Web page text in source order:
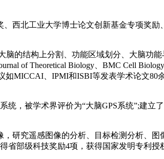
西北工业大学博士论文创新基金专项奖
结构上分割、功能区域划分、大脑功能
of Theoretical Biology、BMC Cell
如MICCAI、IPMI和ISBI等发表学术论文
被学术界评价为“大脑GPS系统”;建立
究遥感图像的分析、目标检测分析、图
部级科技奖励4项，获得国家发明专利授